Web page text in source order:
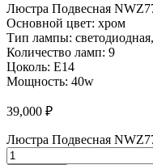
Люстра Подвесная
Основной цвет: хром
Тип лампы:
Количество ламп: 9
Цоколь: E14
Мощность: 40w
39,000 ₽
Люстра Подвесная